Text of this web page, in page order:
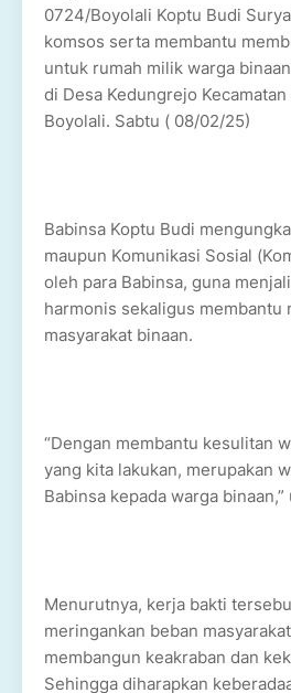
0724/Boyolali Koptu Budi
komsos serta membantu
untuk rumah milik warga
di Desa Kedungrejo
Boyolali. Sabtu ( 08/02/25)
Babinsa Koptu Budi
maupun Komunikasi Sosial
oleh para Babinsa, guna
harmonis sekaligus membantu
masyarakat binaan.
“Dengan membantu kesulitan
yang kita lakukan, merupakan
Babinsa kepada warga binaan,”
Menurutnya, kerja bakti
meringankan beban
membangun keakraban dan
Sehingga diharapkan